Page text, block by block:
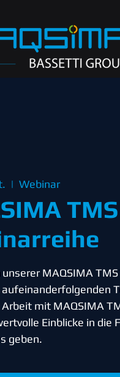
  |
Webinar
TMS
MAQSIMA
Arbeit mit MAQSIMA
Einblicke in die
geben.